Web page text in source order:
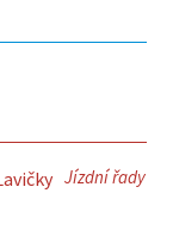
Jízdní řady